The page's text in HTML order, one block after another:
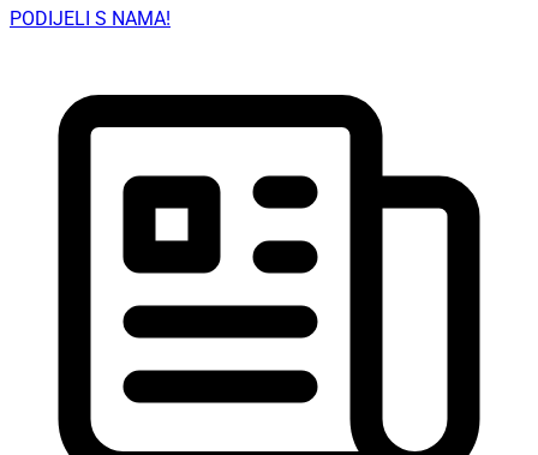
PODIJELI S NAMA!